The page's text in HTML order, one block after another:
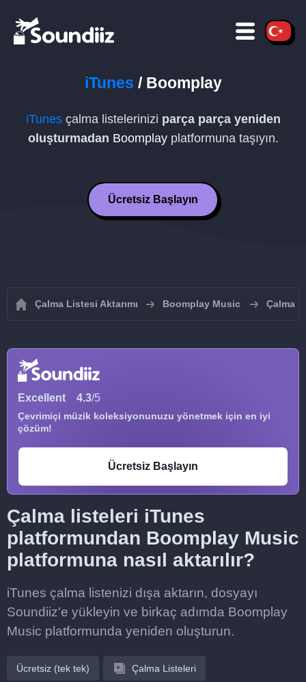
iTunes / Boomplay
iTunesçalma listelerinizi parça parça yeniden
oluşturmadan Boomplayplatformuna taşıyın.
Ücretsiz Başlayın
Çalma Listesi Aktarımı Boomplay Music Çalma
Excellent 4.3/5
Çevrimiçi müzik koleksiyonunuzu yönetmek için en iyi
çözüm!
Ücretsiz Başlayın
Çalma listeleri iTunes
platformundan Boomplay Music
platformuna nasıl aktarılır?
iTunes çalma listenizi dışa aktarın, dosyayı
Soundiiz'e yükleyin ve birkaç adımda Boomplay
Music platformunda yeniden oluşturun.
Ücretsiz (tek tek) Çalma Listeleri